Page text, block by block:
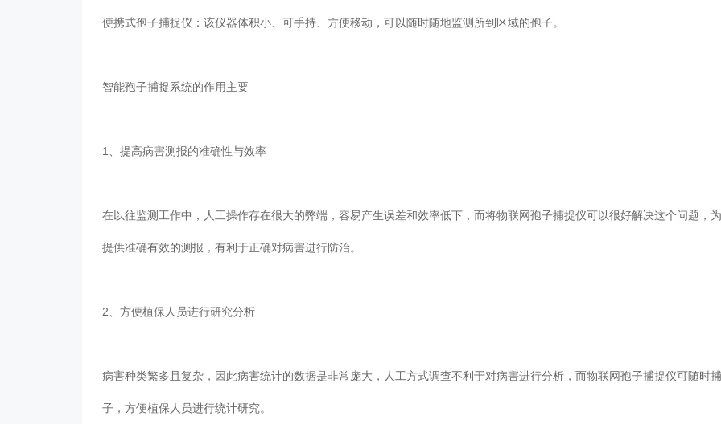
便携式孢子捕捉仪：该仪器体积小、可手持、方便移动，可以随时随地监测所到区域的孢子。
智能孢子捕捉系统的作用主要
1、提高病害测报的准确性与效率
在以往监测工作中，人工操作存在很大的弊端，容易产生误差和效率低下，而将物联网孢子捕捉仪可以很好解决这个问题，
提供准确有效的测报，有利于正确对病害进行防治。
2、方便植保人员进行研究分析
病害种类繁多且复杂，因此病害统计的数据是非常庞大，人工方式调查不利于对病害进行分析，而物联网孢子捕捉仪可随时
子，方便植保人员进行统计研究。